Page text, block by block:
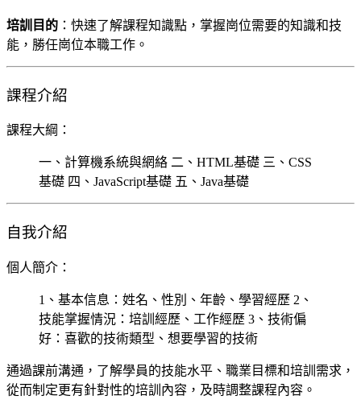
培訓目的 ：快速了解課程知識點，掌握崗位需要的知識和技
能，勝任崗位本職工作。
課程介紹
課程大綱：
一、計算機系統與網絡 二、HTML基礎 三、CSS
基礎 四、JavaScript基礎 五、Java基礎
自我介紹
個人簡介：
1、基本信息：姓名、性別、年齡、學習經歷 2、
技能掌握情況：培訓經歷、工作經歷 3、技術偏
好：喜歡的技術類型、想要學習的技術
通過課前溝通，了解學員的技能水平、職業目標和培訓需求，
從而制定更有針對性的培訓內容，及時調整課程內容。